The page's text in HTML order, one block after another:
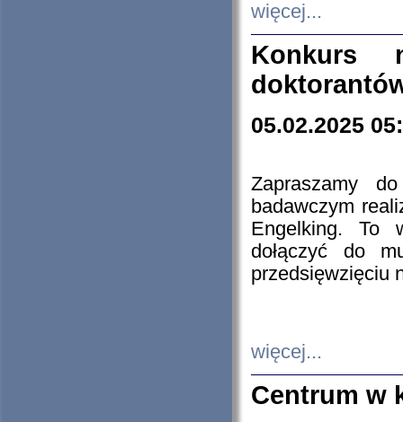
więcej...
Konkurs
05.02.2025
Zapraszamy
badawczym
Engelking. To
dołączyć do
przedsięwzięciu
więcej...
Centrum w